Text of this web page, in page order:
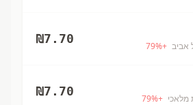
אביב +
79%
₪7.70
מלאכי +
79%
₪7.70